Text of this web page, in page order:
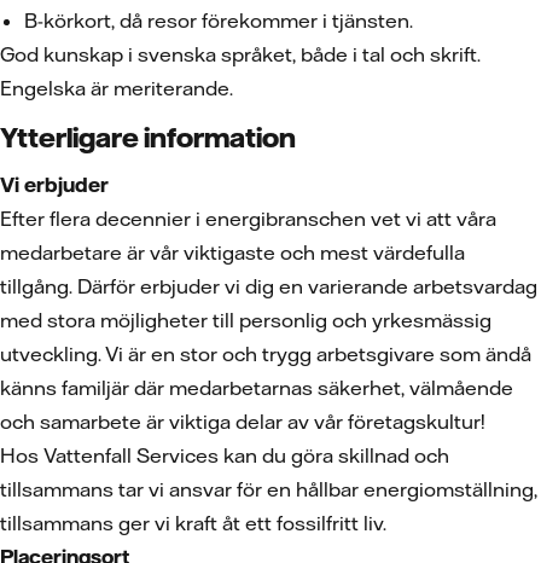
B-körkort, då resor förekommer i tjänsten.
God kunskap i svenska språket, både i tal och skrift.
Engelska är meriterande.
Ytterligare information
Vi erbjuder
Efter flera decennier i energibranschen vet vi att våra
medarbetare är vår viktigaste och mest värdefulla
tillgång. Därför erbjuder vi dig en varierande arbetsvardag
med stora möjligheter till personlig och yrkesmässig
utveckling. Vi är en stor och trygg arbetsgivare som ändå
känns familjär där medarbetarnas säkerhet, välmående
och samarbete är viktiga delar av vår företagskultur!
Hos Vattenfall Services kan du göra skillnad och
tillsammans tar vi ansvar för en hållbar energiomställning,
tillsammans ger vi kraft åt ett fossilfritt liv.
Placeringsort